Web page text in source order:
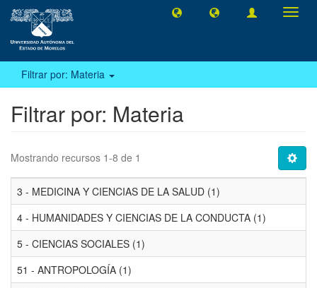
Filtrar por: Materia
Filtrar por: Materia
Mostrando recursos 1-8 de 1
3 - MEDICINA Y CIENCIAS DE LA SALUD (1)
4 - HUMANIDADES Y CIENCIAS DE LA CONDUCTA (1)
5 - CIENCIAS SOCIALES (1)
51 - ANTROPOLOGÍA (1)